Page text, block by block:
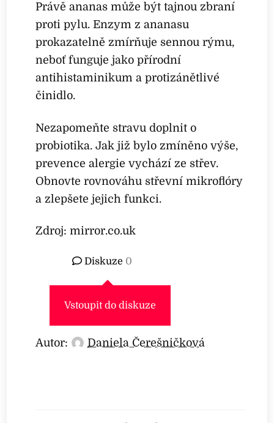
Právě ananas může být tajnou zbraní
proti pylu. Enzym z ananasu
prokazatelně zmírňuje sennou rýmu,
neboť funguje jako přírodní
antihistaminikum a protizánětlivé
činidlo.
Nezapomeňte stravu doplnit o
probiotika. Jak již bylo zmíněno výše,
prevence alergie vychází ze střev.
Obnovte rovnováhu střevní mikroflóry
a zlepšete jejich funkci.
Zdroj: mirror.co.uk
Diskuze 0
Vstoupit do diskuze
Autor: Daniela Čerešničková